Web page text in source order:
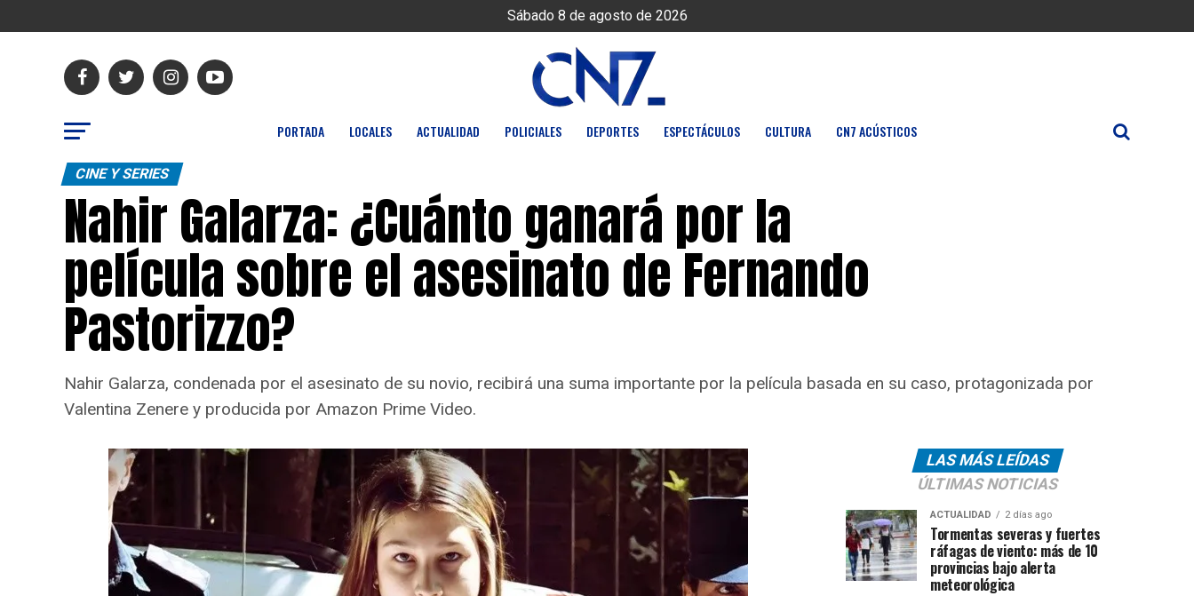
Sábado 8 de agosto de 2026
PORTADA LOCALES ACTUALIDAD POLICIALES DEPORTES ESPECTÁCULOS CULTURA CN7 ACÚSTICOS
CINE Y SERIES
Nahir Galarza: ¿Cuánto ganará por la
película sobre el asesinato de Fernando
Pastorizzo?
Nahir Galarza, condenada por el asesinato de su novio, recibirá una suma importante por la película basada en su caso, protagonizada por
Valentina Zenere y producida por Amazon Prime Video.
LAS MÁS LEÍDAS
ÚLTIMAS NOTICIAS
ACTUALIDAD 2 días ago
Tormentas severas y fuertes
ráfagas de viento: más de 10
provincias bajo alerta
meteorológica